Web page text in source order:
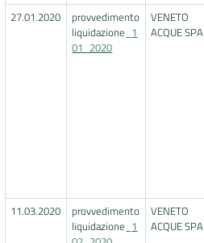
27.01.2020
provvedimento
liquidazione_ 1
01_2020
VENETO
ACQUE SPA
11.03.2020
provvedimento
liquidazione_ 1
VENETO
ACQUE SPA